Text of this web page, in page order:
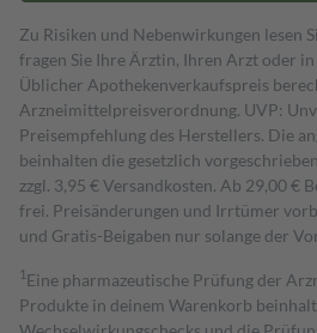
Zu Risiken und Nebenwirkungen lesen
fragen Sie Ihre Ärztin, Ihren Arzt oder
Üblicher Apothekenverkaufspreis
Arzneimittelpreisverordnung. UVP:
Preisempfehlung des Herstellers. Die
beinhalten die gesetzlich
zzgl. 3,95 € Versandkosten. Ab 29,00 €
frei. Preisänderungen und Irrtümer
und Gratis-Beigaben nur solange der
1 Eine pharmazeutische Prüfung der
Produkte in deinem Warenkorb